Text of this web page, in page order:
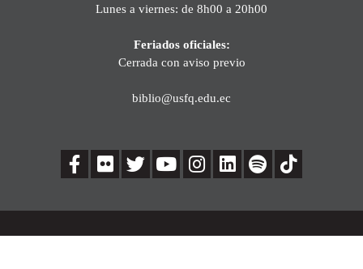
Lunes a viernes: de 8h00 a 20h00
Feriados oficiales:
Cerrada con aviso previo
biblio@usfq.edu.ec